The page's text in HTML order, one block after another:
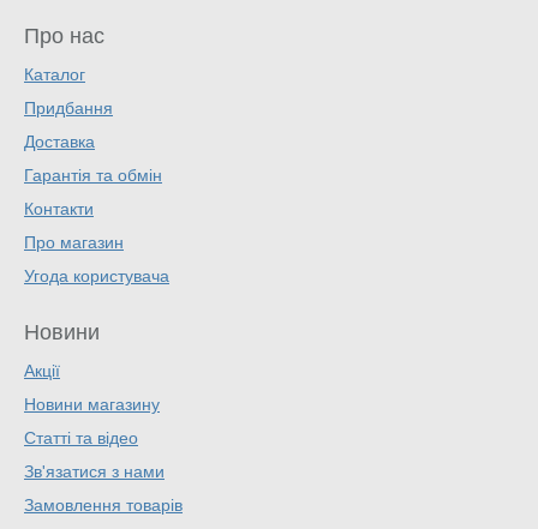
Про нас
Каталог
Придбання
Доставка
Гарантія та обмін
Контакти
Про магазин
Угода користувача
Новини
Акції
Новини магазину
Статті та відео
Зв'язатися з нами
Замовлення товарів